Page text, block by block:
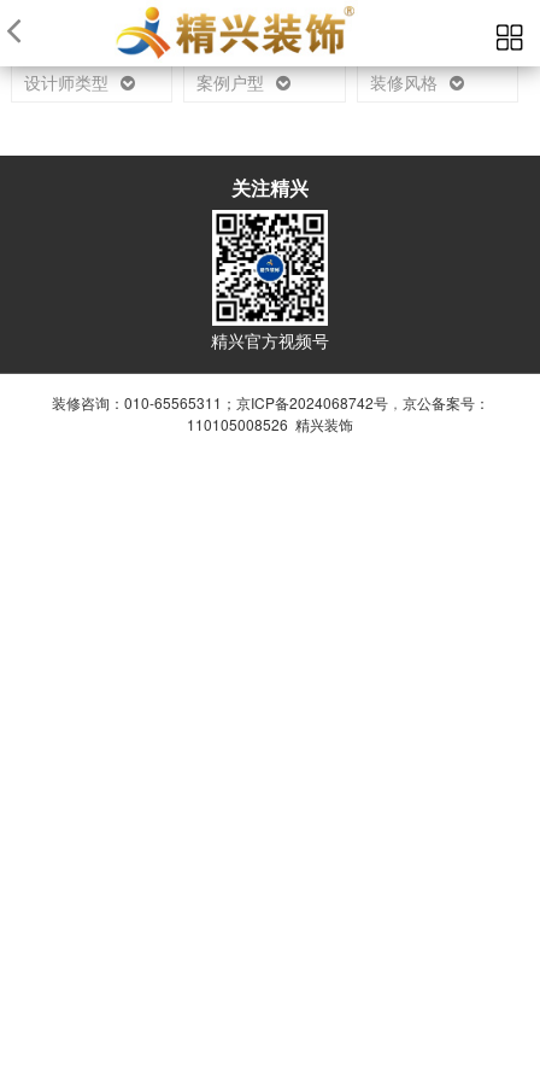
当前位置： 首页 设计师
设计师类型 案例户型 装修风格
关注精兴
精兴官方视频号
装修咨询：010-65565311； 京ICP备2024068742号， 京公备案号：
110105008526 精兴装饰